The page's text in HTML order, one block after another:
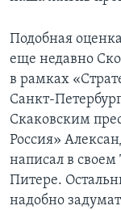
Подобная
еще недавно
в рамках
Санкт-
Скаковским
Россия»
написал в
Питере.
надобно